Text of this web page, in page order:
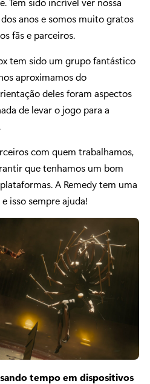
anos e somos muito gratos
fãs e parceiros.
tem sido um grupo fantástico
aproximamos do
deles foram aspectos
de levar o jogo para a
com quem trabalhamos,
que tenhamos um bom
A Remedy tem uma
isso sempre ajuda!
tempo em dispositivos